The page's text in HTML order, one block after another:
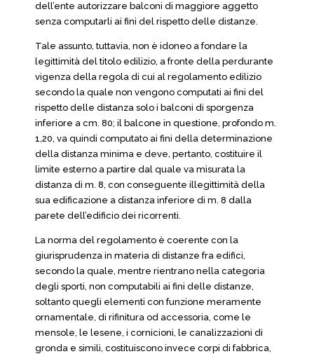
dell’ente autorizzare balconi di maggiore aggetto
senza computarli ai fini del rispetto delle distanze.
Tale assunto, tuttavia, non è idoneo a fondare la
legittimità del titolo edilizio, a fronte della perdurante
vigenza della regola di cui al regolamento edilizio
secondo la quale non vengono computati ai fini del
rispetto delle distanza solo i balconi di sporgenza
inferiore a cm. 80; il balcone in questione, profondo m.
1,20, va quindi computato ai fini della determinazione
della distanza minima e deve, pertanto, costituire il
limite esterno a partire dal quale va misurata la
distanza di m. 8, con conseguente illegittimità della
sua edificazione a distanza inferiore di m. 8 dalla
parete dell’edificio dei ricorrenti.
La norma del regolamento è coerente con la
giurisprudenza in materia di distanze fra edifici,
secondo la quale, mentre rientrano nella categoria
degli sporti, non computabili ai fini delle distanze,
soltanto quegli elementi con funzione meramente
ornamentale, di rifinitura od accessoria, come le
mensole, le lesene, i cornicioni, le canalizzazioni di
gronda e simili, costituiscono invece corpi di fabbrica,